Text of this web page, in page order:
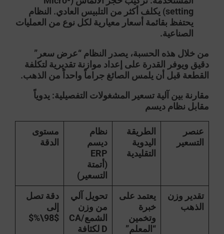
setting) يكلف أكثر من التلبيس العادي. النظام
يحتفظ بقائمة أسعار معيارية لكل نوع من العمليات
الصناعية.
من خلال هذه الحسبة، يصدر النظام “عرض سعر”
دقيق ويوفر القدرة على إعداد موازنة تقديرية لتكلفة
القطعة قبل أن يلمس الصائغ جراماً واحداً من الذهب.
مقارنة بين آلية تسعير المشغولات التفصيلية: يدوياً
مقابل نظام ديسم
عنصر
التسعير
الطريقة
اليدوية
التقليدية
نظام
ديسم
ERP
(أتمتة
التسعير)
مستوى
الدقة
تقدير وزن
الذهب
يعتمد على
خبرة
وتخمين
“المعلم”
تحويل آلي
من وزن
الشمع/CA
D لكثافة
دقة تصل
إلى
$98\%$